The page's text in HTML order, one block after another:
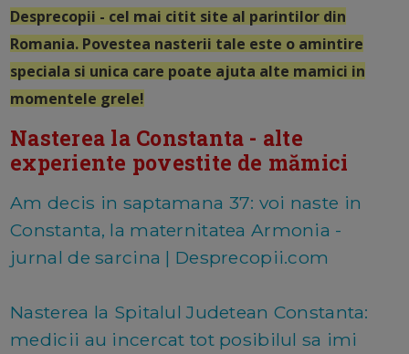
Desprecopii - cel mai citit site al parintilor din
Romania. Povestea nasterii tale este o amintire
speciala si unica care poate ajuta alte mamici in
momentele grele!
Nasterea la Constanta - alte
experiente povestite de mămici
Am decis in saptamana 37: voi naste in
Constanta, la maternitatea Armonia -
jurnal de sarcina | Desprecopii.com
Nasterea la Spitalul Judetean Constanta:
medicii au incercat tot posibilul sa imi